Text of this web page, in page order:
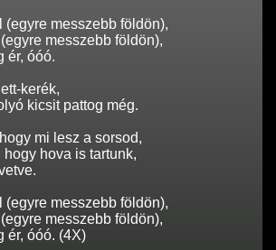
(egyre messzebb földön),
messzebb földön),
ér, óóó.
kerék,
kicsit pattog még.
mi lesz a sorsod,
hogy hova is tartunk,
(egyre messzebb földön),
messzebb földön),
ér, óóó. (4X)